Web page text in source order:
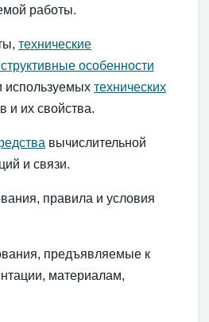
работы.
технические
особенности
используемых технических
и их свойства.
вычислительной
и связи.
правила и условия
предъявляемые к
материалам,